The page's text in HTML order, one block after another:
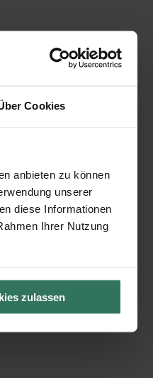
Cookies
anbieten zu können
unserer
diese Informationen
Ihrer Nutzung
zulassen